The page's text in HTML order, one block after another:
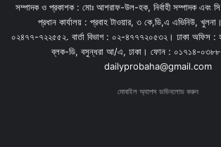
সম্পাদক ও প্রকাশক : মোঃ আশরাফ-উল-হক, নির্বাহী সম্পাদক এবং
প্রধান কার্যালয় : প্রবাহ টাওয়ার, ৩ কে,ডি,এ এভিনিউ,
০২৪৭৭-৭২২৫৫২. বার্তা বিভাগ : ০২-৪৭৭৭২০৫৩২। ঢাকা অফিস
ব্লক-ডি, বসুন্ধরা আ/এ, ঢাকা। ফোন : ০১৭১৪-
dailyprobaha@gmail.com
মোবাইল অ্যাপস ডাউনলোড করুন